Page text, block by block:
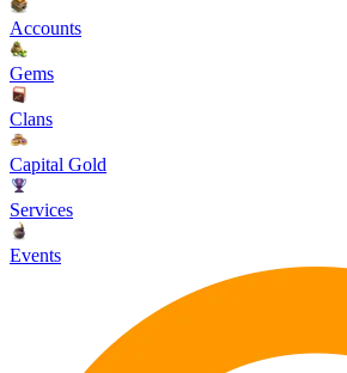
Accounts
Gems
Clans
Capital Gold
Services
Events